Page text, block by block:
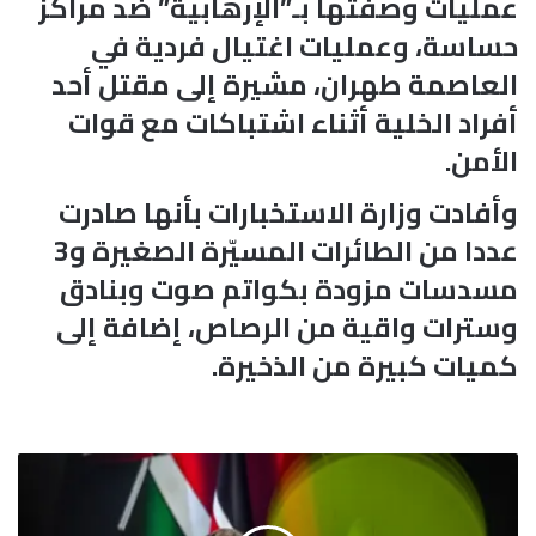
حساسة، وعمليات اغتيال فردية في
العاصمة طهران، مشيرة إلى مقتل أحد
أفراد الخلية أثناء اشتباكات مع قوات
الأمن.
وأفادت وزارة الاستخبارات بأنها صادرت
عددا من الطائرات المسيّرة الصغيرة و3
مسدسات مزودة بكواتم صوت وبنادق
وسترات واقية من الرصاص، إضافة إلى
كميات كبيرة من الذخيرة.
م